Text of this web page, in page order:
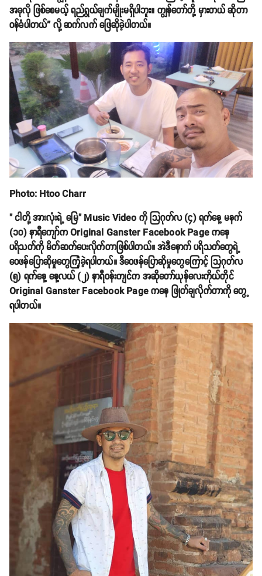
အခုလို ဖြစ်စေမယ့် ရည်ရွယ်ချက်မျိုးမရှိပါဘူး။ ကျွန်တော်တို့ မှားတယ် ဆိုတာ
ဝန်ခံပါတယ်” လို့ ဆက်လက် ဖြေဆိုခဲ့ပါတယ်။
Photo: Htoo Charr
" ငါတို့ အားလုံးရဲ့ မြေ" Music Video ကို သြဂုတ်လ (၄) ရက်နေ့ မနက်
(၁၀) နာရီကျော်က Original Ganster Facebook Page ကနေ
ပရိသတ်ကို မိတ်ဆက်ပေးလိုက်တာဖြစ်ပါတယ်။ အဲဒီနောက် ပရိသတ်တွေရဲ့
ဝေဖန်ပြောဆိုမှုတွေကြုံခဲ့ရပါတယ်။ ဒီဝေဖန်ပြောဆိုမှုတွေကြောင့် သြဂုတ်လ
(၅) ရက်နေ့ နေ့လယ် (၂) နာရီဝန်းကျင်က အဆိုတော်ယုန်လေးကိုယ်တိုင်
Original Ganster Facebook Page ကနေ ဖြုတ်ချလိုက်တာကို တွေ့
ရပါတယ်။